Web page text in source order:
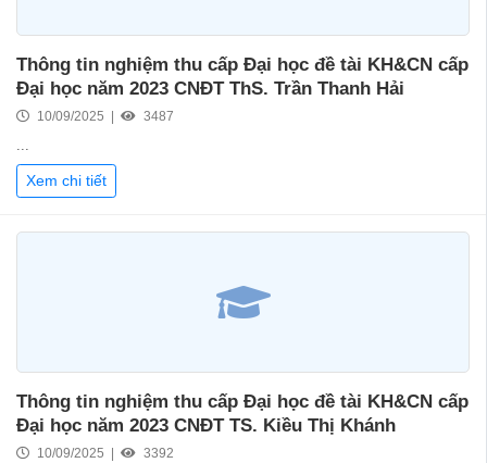
Thông tin nghiệm thu cấp Đại học đề tài KH&CN cấp
Đại học năm 2023 CNĐT ThS. Trần Thanh Hải
10/09/2025 | 3487
...
Xem chi tiết
Thông tin nghiệm thu cấp Đại học đề tài KH&CN cấp
Đại học năm 2023 CNĐT TS. Kiều Thị Khánh
10/09/2025 | 3392